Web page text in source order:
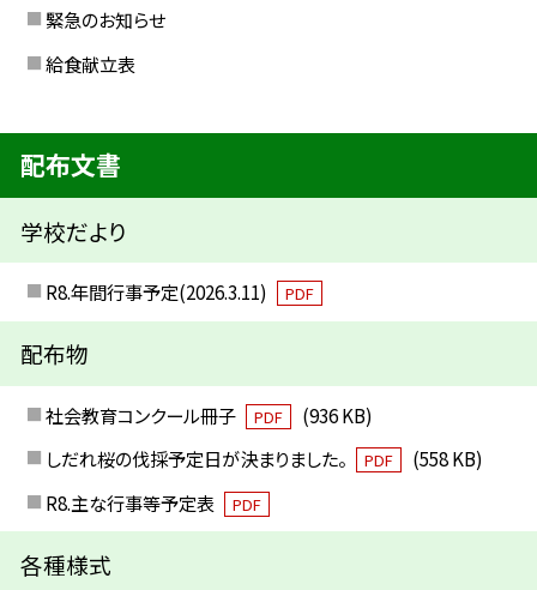
緊急のお知らせ
給食献立表
配布文書
学校だより
R8.年間行事予定(2026.3.11) PDF
配布物
社会教育コンクール冊子 PDF
(936 KB)
しだれ桜の伐採予定日が決まりました。
PDF
(558 KB)
R8.主な行事等予定表
PDF
各種様式